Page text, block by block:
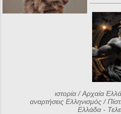
ιστορία / Αρχαία
αναρτήσεις Ελληνισμός /
Ελλάδα -